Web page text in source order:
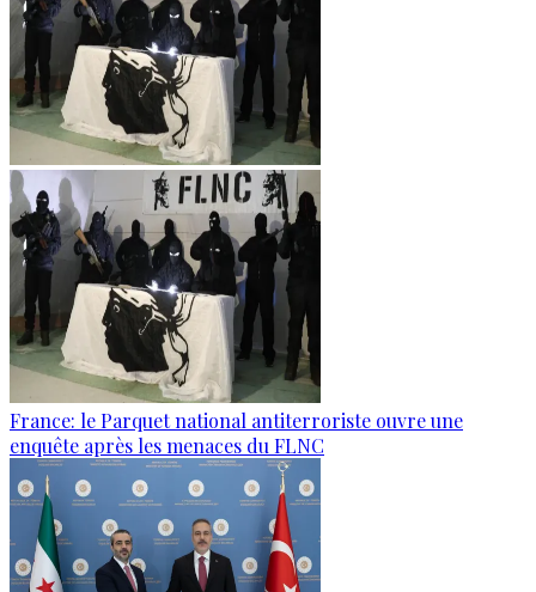
France: le Parquet national antiterroriste ouvre une
enquête après les menaces du FLNC